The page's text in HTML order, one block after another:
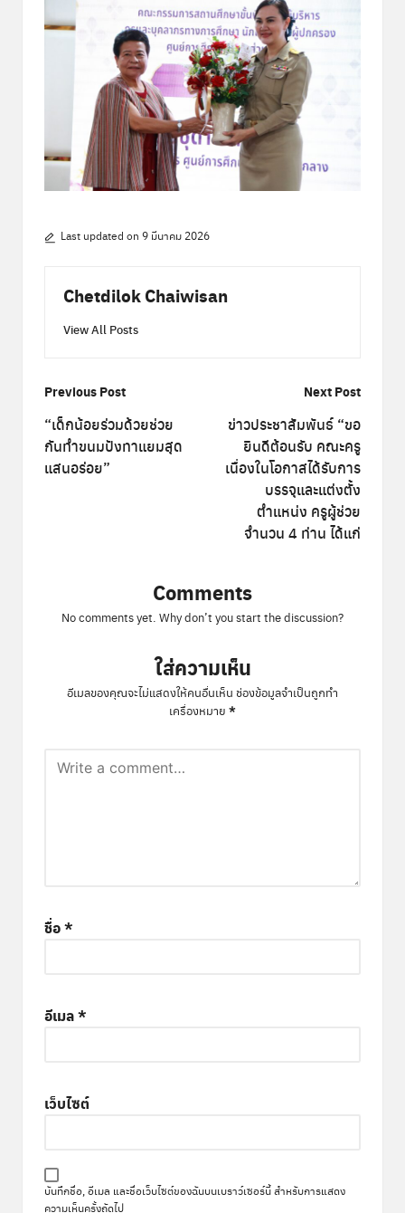
Last updated on 9 มีนาคม 2026
Chetdilok Chaiwisan
View All Posts
Post
navigation
Previous Post
“เด็กน้อยร่วมด้วยช่วย
กันทำขนมปังทาแยมสุด
แสนอร่อย”
Next Post
ข่าวประชาสัมพันธ์ “ขอ
ยินดีต้อนรับ คณะครู
เนื่องในโอกาสได้รับการ
บรรจุและแต่งตั้ง
ตำแหน่ง ครูผู้ช่วย
จำนวน 4 ท่าน ได้แก่
Comments
No comments yet. Why don’t you start the discussion?
ใส่ความเห็น
อีเมลของคุณจะไม่แสดงให้คนอื่นเห็น ช่องข้อมูลจำเป็นถูกทำ
เครื่องหมาย *
ชื่อ*
อีเมล*
เว็บไซต์
บันทึกชื่อ, อีเมล และชื่อเว็บไซต์ของฉันบนเบราว์เซอร์นี้ สำหรับการแสดง
ความเห็นครั้งถัดไป